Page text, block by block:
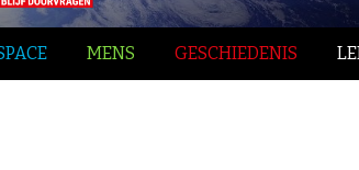
MENS GESCHIEDENIS